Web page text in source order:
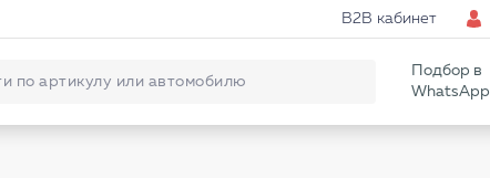
B2B кабинет
Подбор в
WhatsApp